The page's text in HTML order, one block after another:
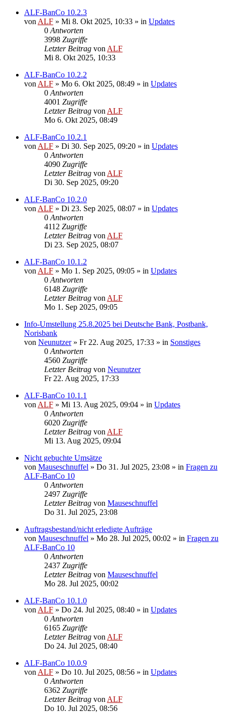
ALF-BanCo 10.2.3
von ALF » Mi 8. Okt 2025, 10:33 » in Updates
0 Antworten
3998 Zugriffe
Letzter Beitrag von ALF
Mi 8. Okt 2025, 10:33
ALF-BanCo 10.2.2
von ALF » Mo 6. Okt 2025, 08:49 » in Updates
0 Antworten
4001 Zugriffe
Letzter Beitrag von ALF
Mo 6. Okt 2025, 08:49
ALF-BanCo 10.2.1
von ALF » Di 30. Sep 2025, 09:20 » in Updates
0 Antworten
4090 Zugriffe
Letzter Beitrag von ALF
Di 30. Sep 2025, 09:20
ALF-BanCo 10.2.0
von ALF » Di 23. Sep 2025, 08:07 » in Updates
0 Antworten
4112 Zugriffe
Letzter Beitrag von ALF
Di 23. Sep 2025, 08:07
ALF-BanCo 10.1.2
von ALF » Mo 1. Sep 2025, 09:05 » in Updates
0 Antworten
6148 Zugriffe
Letzter Beitrag von ALF
Mo 1. Sep 2025, 09:05
Info-Umstellung 25.8.2025 bei Deutsche Bank, Postbank,
Norisbank
von Neunutzer» Fr 22. Aug 2025, 17:33 » in Sonstiges
0 Antworten
4560 Zugriffe
Letzter Beitrag von Neunutzer
Fr 22. Aug 2025, 17:33
ALF-BanCo 10.1.1
von ALF » Mi 13. Aug 2025, 09:04 » in Updates
0 Antworten
6020 Zugriffe
Letzter Beitrag von ALF
Mi 13. Aug 2025, 09:04
Nicht gebuchte Umsätze
von Mauseschnuffel » Do 31. Jul 2025, 23:08 » in Fragen zu
ALF-BanCo 10
0 Antworten
2497 Zugriffe
Letzter Beitrag von Mauseschnuffel
Do 31. Jul 2025, 23:08
Auftragsbestand/nicht erledigte Aufträge
von Mauseschnuffel » Mo 28. Jul 2025, 00:02 » in Fragen zu
ALF-BanCo 10
0 Antworten
2437 Zugriffe
Letzter Beitrag von Mauseschnuffel
Mo 28. Jul 2025, 00:02
ALF-BanCo 10.1.0
von ALF » Do 24. Jul 2025, 08:40 » in Updates
0 Antworten
6165 Zugriffe
Letzter Beitrag von ALF
Do 24. Jul 2025, 08:40
ALF-BanCo 10.0.9
von ALF » Do 10. Jul 2025, 08:56 » in Updates
0 Antworten
6362 Zugriffe
Letzter Beitrag von ALF
Do 10. Jul 2025, 08:56